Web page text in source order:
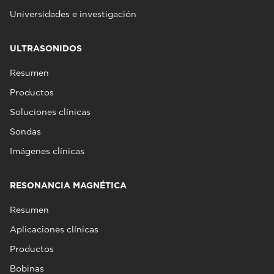
Universidades e investigación
ULTRASONIDOS
Resumen
Productos
Soluciones clínicas
Sondas
Imágenes clínicas
RESONANCIA MAGNÉTICA
Resumen
Aplicaciones clínicas
Productos
Bobinas